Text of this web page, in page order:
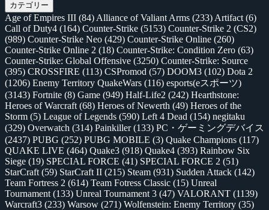
カテゴリー
Age of Empires III (84) Alliance of Valiant Arms (233) Artifact (6)
Call of Duty4 (164) Counter-Strike (5153) Counter-Strike 2 (CS2)
(989) Counter-Strike Neo (429) Counter-Strike Online (260)
Counter-Strike Online 2 (18) Counter-Strike: Condition Zero (63)
Counter-Strike: Global Offensive (3250) Counter-Strike: Source
(395) CROSSFIRE (113) CSPromod (57) DOOM3 (102) Dota 2
(1206) Enemy Territory QuakeWars (116) esports(eスポーツ)
(3143) Fortnite (8) Game (949) Half-Life2 (242) Hearthstone:
Heroes of Warcraft (68) Heroes of Newerth (49) Heroes of the
Storm (5) League of Legends (590) Left 4 Dead (154) negitaku
(329) Overwatch (314) Painkiller(133) PC・ゲーミングデバイス
(2437) PUBG (252) PUBG MOBILE (3) Quake Champions (117)
QUAKE LIVE (464) Quake3 (918) Quake4 (393) Rainbow Six
Siege (19) SPECIAL FORCE (41) SPECIAL FORCE 2 (51)
StarCraft (59) StarCraft II (215) Steam (931) Sudden Attack (142)
Team Fortress 2 (614) Team Fotress Classic (15) Unreal
Tournament (133) Unreal Tournament 3 (47) VALORANT (1139)
Warcraft3 (233) Warsow (271) Wolfenstein: Enemy Territory (35)